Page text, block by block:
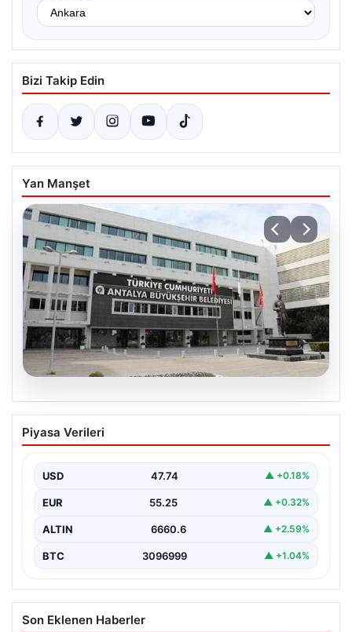
Bizi Takip Edin
Yan Manşet
Antalya Büyükşehir Belediyesi’ne
Yönelik Rüşvet ve Yolsuzluk
Bırakıldı
Antalya Büyükşehir Belediyesi'ne bağlı gerçekleştirilen
rüşvet ve yolsuzluk soruşturması kapsamında önemli
Piyasa Verileri
USD 47.74 ▲ +0.18%
EUR 55.25 ▲ +0.32%
ALTIN 6660.6 ▲ +2.59%
BTC 3096999 ▲ +1.04%
Son Eklenen Haberler